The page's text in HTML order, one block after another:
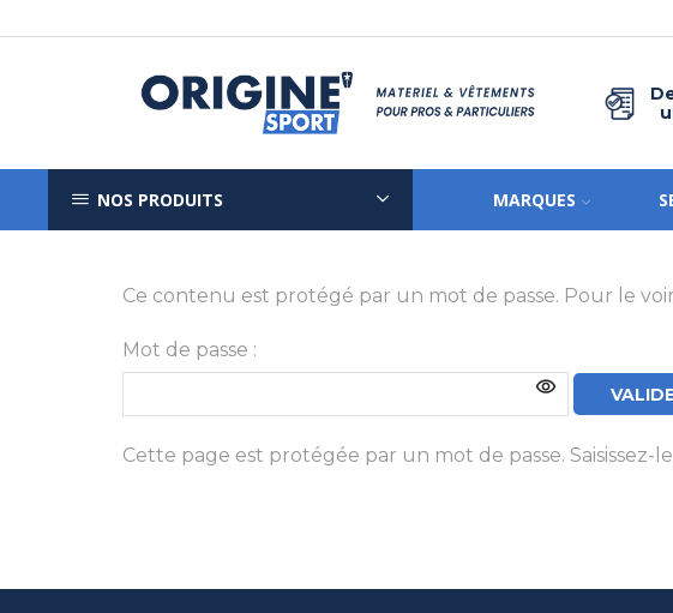
NOS PRODUITS MARQUES
Ce contenu est protégé par un mot de passe. Pour le
Mot de passe :
Cette page est protégée par un mot de passe.